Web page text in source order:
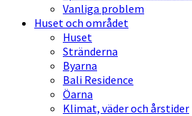
Vanliga problem
Huset och området
Huset
Stränderna
Byarna
Bali Residence
Öarna
Klimat, väder och årstider